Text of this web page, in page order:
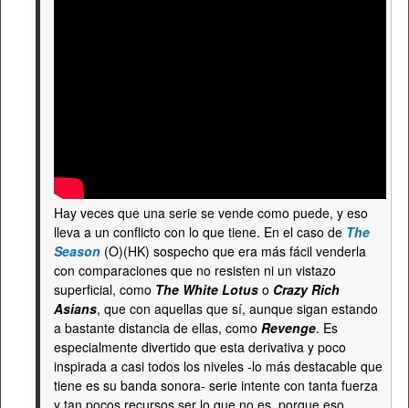
Hay veces que una serie se vende como puede, y eso
lleva a un conflicto con lo que tiene. En el caso de The
Season (O)(HK) sospecho que era más fácil venderla
con comparaciones que no resisten ni un vistazo
superficial, como The White Lotus o Crazy Rich
Asians, que con aquellas que sí, aunque sigan estando
a bastante distancia de ellas, como Revenge. Es
especialmente divertido que esta derivativa y poco
inspirada a casi todos los niveles -lo más destacable que
tiene es su banda sonora- serie intente con tanta fuerza
y tan pocos recursos ser lo que no es, porque eso